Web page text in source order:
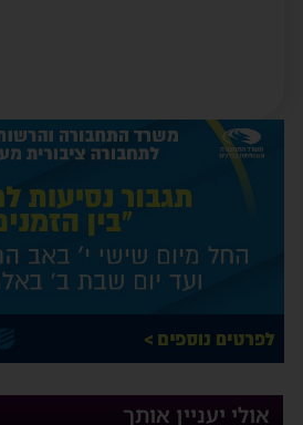
אולי יעניין אותך